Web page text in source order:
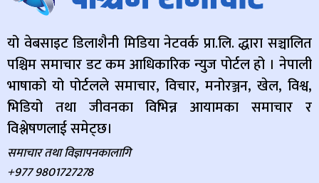
यो वेबसाइट डिलाशैनी मिडिया नेटवर्क प्रा.लि. द्धारा सञ्चालित
पश्चिम समाचार डट कम आधिकारिक न्युज पोर्टल हो । नेपाली
भाषाको यो पोर्टलले समाचार, विचार, मनोरञ्जन, खेल, विश्व,
भिडियो तथा जीवनका विभिन्न आयामका समाचार र
विश्लेषणलाई समेट्छ।
समाचार तथा विज्ञापनकालागि
+977 9801727278